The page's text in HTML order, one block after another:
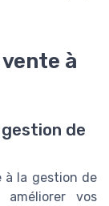
à
de
à la gestion de
vos